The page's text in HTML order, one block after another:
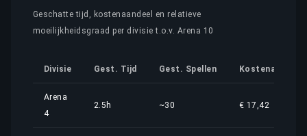
Geschatte tijd, kostenaandeel en relatieve
moeilijkheidsgraad per divisie t.o.v. Arena 10
Divisie Gest. Tijd Gest. Spellen Kostenaandeel
Arena
4
2.5h ~30 € 17,42